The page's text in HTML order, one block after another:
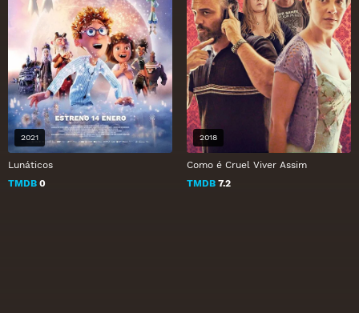
Lunáticos
TMDB 0
2021
Como é Cruel Viver Assim
TMDB 7.2
2018